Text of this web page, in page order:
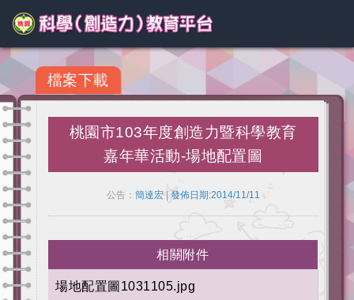
檔案下載
桃園市103年度創造力暨科學教育
嘉年華活動-場地配置圖
公告： 簡達宏| 發佈日期:2014/11/11
相關附件
場地配置圖1031105.jpg